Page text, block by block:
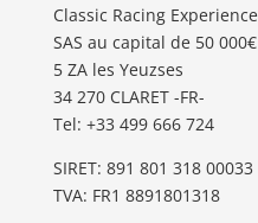
Classic Racing Experience
SAS au capital de 50 000€
5 ZA les Yeuzses
34 270 CLARET -FR-
Tel: ‭+33 499 666 724‬
SIRET: 891 801 318 00033
TVA: FR1 8891801318